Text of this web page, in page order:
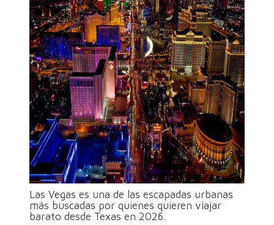
Las Vegas es una de las escapadas urbanas
más buscadas por quienes quieren viajar
barato desde Texas en 2026.